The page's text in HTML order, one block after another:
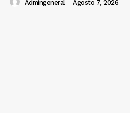
Admingeneral - Agosto 7, 2026